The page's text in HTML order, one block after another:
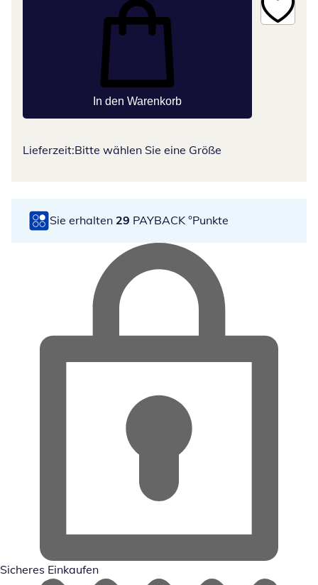
In den Warenkorb
Lieferzeit:Bitte wählen Sie eine Größe
Sie erhalten 29 PAYBACK °Punkte
Sicheres Einkaufen